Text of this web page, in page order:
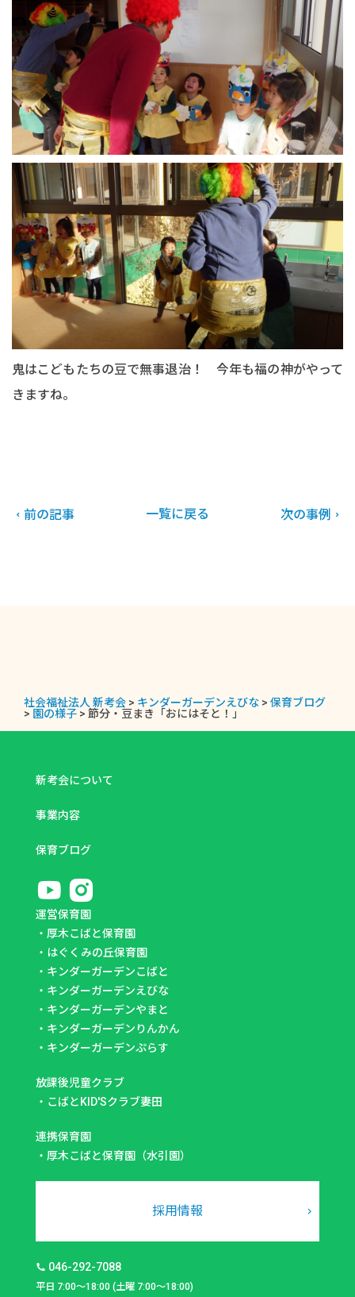
鬼はこどもたちの豆で無事退治！ 今年も福の神がやって
きますね。
前の記事 一覧に戻る 次の事例
社会福祉法人 新考会 > キンダーガーデンえびな > 保育ブログ
> 園の様子 > 節分・豆まき「おにはそと！」
新考会について
事業内容
保育ブログ
運営保育園
・ 厚木こばと保育園
・ はぐくみの丘保育園
・ キンダーガーデンこばと
・ キンダーガーデンえびな
・ キンダーガーデンやまと
・ キンダーガーデンりんかん
・ キンダーガーデンぷらす
放課後児童クラブ
・ こばとKID'Sクラブ妻田
連携保育園
・ 厚木こばと保育園（水引園）
採用情報
046-292-7088
平日 7:00～18:00 (土曜 7:00～18:00)